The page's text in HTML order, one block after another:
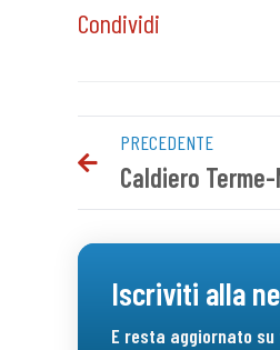
Condividi
PRECEDENTE
Iscriviti alla
E resta aggiornato